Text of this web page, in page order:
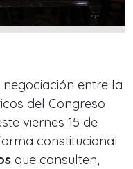
entre la
del Congreso
viernes 15 de
constitucional
que consulten,